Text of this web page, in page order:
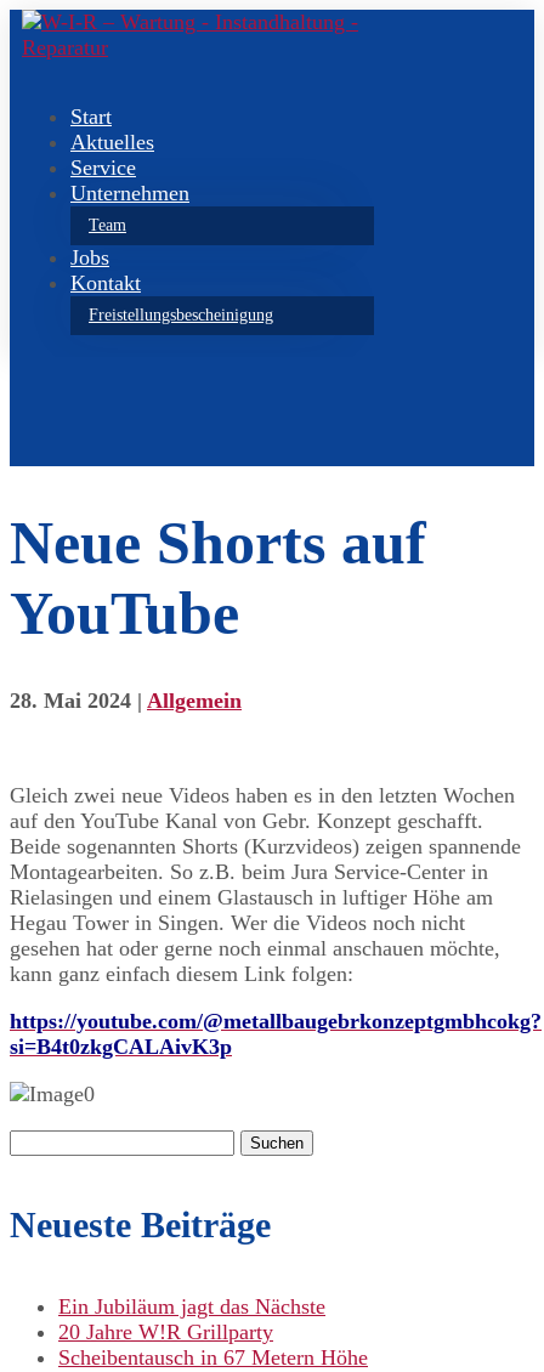
Start
Aktuelles
Service
Unternehmen
Team
Jobs
Kontakt
Freistellungsbescheinigung
Neue Shorts auf
YouTube
28. Mai 2024 | Allgemein
Gleich zwei neue Videos haben es in den letzten Wochen
auf den YouTube Kanal von Gebr. Konzept geschafft.
Beide sogenannten Shorts (Kurzvideos) zeigen spannende
Montagearbeiten. So z.B. beim Jura Service-Center in
Rielasingen und einem Glastausch in luftiger Höhe am
Hegau Tower in Singen. Wer die Videos noch nicht
gesehen hat oder gerne noch einmal anschauen möchte,
kann ganz einfach diesem Link folgen:
https://youtube.com/@metallbaugebrkonzeptgmbhcokg?
si=B4t0zkgCALAivK3p
Neueste Beiträge
Ein Jubiläum jagt das Nächste
20 Jahre W!R Grillparty
Scheibentausch in 67 Metern Höhe